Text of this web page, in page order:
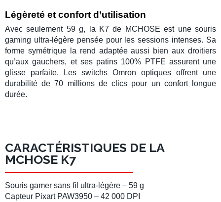
Légèreté et confort d’utilisation
Avec seulement 59 g, la K7 de MCHOSE est unesouris
gaming ultra-légèrepensée pour les sessions intenses. Sa
forme symétriquela rend adaptée aussi bien aux droitiers
qu’aux gauchers, et ses patins 100% PTFE assurent une
glisse parfaite. Les switchs Omron optiques offrent une
durabilité de 70 millions de clics pour un confort longue
durée.
CARACTÉRISTIQUES DE LA
MCHOSE K7
Souris gamer sans fil ultra-légère – 59 g
Capteur Pixart PAW3950 – 42 000 DPI